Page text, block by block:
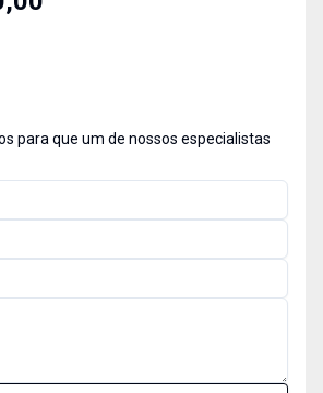
para que um de nossos especialistas